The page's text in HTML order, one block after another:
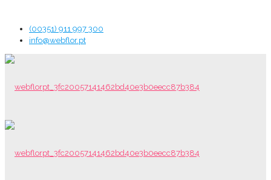
(00351) 911 997 300
info@webflor.pt